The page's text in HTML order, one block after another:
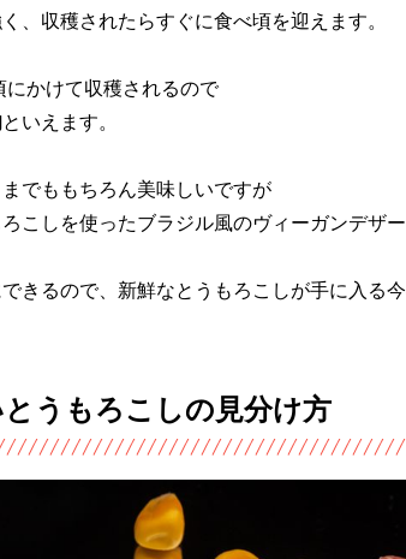
、収穫されたらすぐに食べ頃を迎えます。
かけて収穫されるので
といえます。
でももちろん美味しいですが
こしを使ったブラジル風のヴィーガンデザ
きるので、新鮮なとうもろこしが手に入る
うもろこしの見分け方